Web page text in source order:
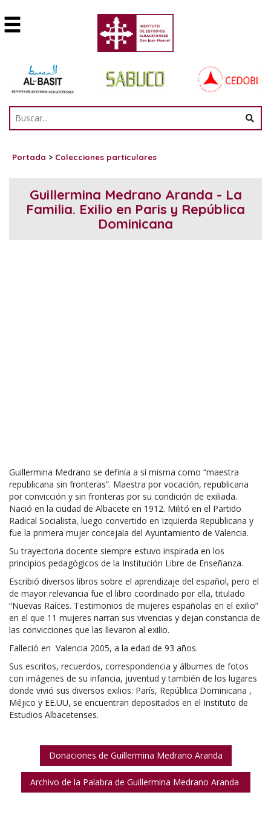
Portada > Colecciones particulares
Guillermina Medrano Aranda - La
Familia. Exilio en Paris y República
Dominicana
Guillermina Medrano se definía a sí misma como “maestra
republicana sin fronteras”. Maestra por vocación, republicana
por convicción y sin fronteras por su condición de exiliada.
Nació en la ciudad de Albacete en 1912. Militó en el Partido
Radical Socialista, luego convertido en Izquierda Republicana y
fue la primera mujer concejala del Ayuntamiento de Valencia.
Su trayectoria docente siempre estuvo inspirada en los
principios pedagógicos de la Institución Libre de Enseñanza.
Escribió diversos libros sobre el aprendizaje del español, pero el
de mayor relevancia fue el libro coordinado por ella, titulado
“Nuevas Raíces. Testimonios de mujeres españolas en el exilio”
en el que 11 mujeres narran sus vivencias y dejan constancia de
las convicciones que las llevaron al exilio.
Falleció en Valencia 2005, a la edad de 93 años.
Sus escritos, recuerdos, correspondencia y álbumes de fotos
con imágenes de su infancia, juventud y también de los lugares
donde vivió sus diversos exilios: París, República Dominicana ,
Méjico y EE.UU, se encuentran depositados en el Instituto de
Estudios Albacetenses.
Donaciones de Guillermina Medrano Aranda
Archivo de la Palabra de Guillermina Medrano Aranda